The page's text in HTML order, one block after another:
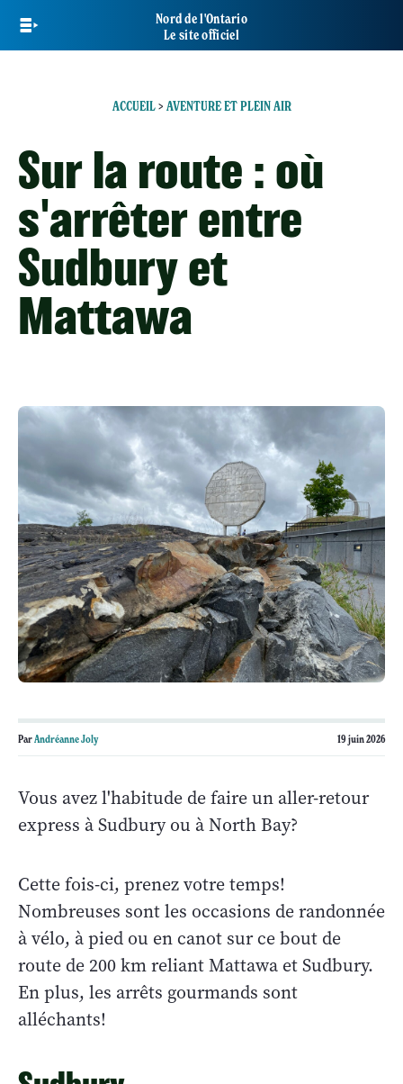
main
Nord de l'Ontario
Le site officiel
ACCUEIL> AVENTURE ET PLEIN AIR
Sur la route : où
s'arrêter entre
Sudbury et
Mattawa
ParAndréanne Joly 19 juin 2026
Vous avez l'habitude de faire un aller-retour
express à Sudbury ou à North Bay?
Cette fois-ci, prenez votre temps!
Nombreuses sont les occasions de randonnée
à vélo, à pied ou en canot sur ce bout de
route de 200 km reliant Mattawa et Sudbury.
En plus, les arrêts gourmands sont
alléchants!